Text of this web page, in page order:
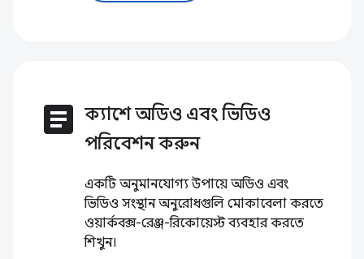
article ক্যাশে অডিও এবং ভিডিও
পরিবেশন করুন
একটি অনুমানযোগ্য উপায়ে অডিও এবং
ভিডিও সংস্থান অনুরোধগুলি মোকাবেলা করতে
ওয়ার্কবক্স-রেঞ্জ-রিকোয়েস্ট ব্যবহার করতে
শিখুন।